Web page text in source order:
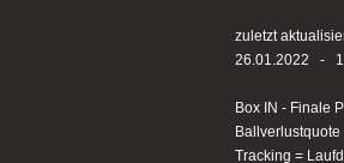
zuletzt
26.01.2022 -
Box IN - Finale
Tracking =